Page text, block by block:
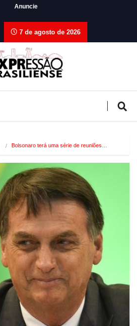
Anuncie
7 de agosto de 2026
Bolsonaro terá uma série de reuniões…